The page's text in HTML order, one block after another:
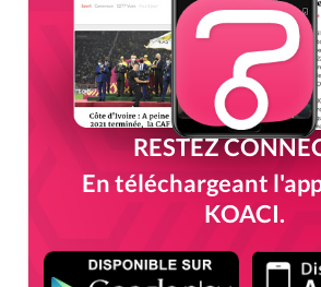
RESTEZ
En téléchargeant
KOACI.